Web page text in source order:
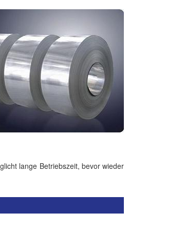
lange Betriebszeit, bevor wieder